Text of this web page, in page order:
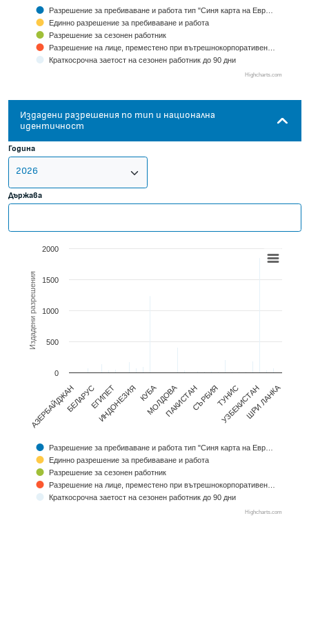
Разрешение за пребиваване и работа тип "Синя карта на Евр…
Единно разрешение за пребиваване и работа
Разрешение за сезонен работник
Разрешение на лице, преместено при вътрешнокорпоративен…
Краткосрочна заетост на сезонен работник до 90 дни
Highcharts.com
Издадени разрешения по тип и национална
идентичност
Година
Държава
CHART
View as data table, Chart
The chart has 1 X axis displaying Countries.
The chart has 1 Y axis displaying Издадени разрешения. Data
Издадени разрешения
Разрешение за пребиваване и работа тип "Синя карта на Евр…
Единно разрешение за пребиваване и работа
Разрешение за сезонен работник
Разрешение на лице, преместено при вътрешнокорпоративен…
Краткосрочна заетост на сезонен работник до 90 дни
АЗЕРБАЙДЖАНБЕЛАРУСЕГИПЕТ
ИНДОНЕЗИЯ КУБА
МОЛДОВАПАКИСТАНСЪРБИЯТУНИС
УЗБЕКИСТАНШРИ ЛАНКА
0
500
1000
1500
2000
Highcharts.com